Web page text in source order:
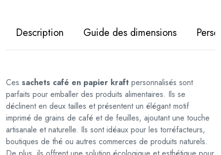
s
f
é
Description Guide des dimensions
Ces sachets café en papier kraft personnalisés sont
parfaits pour emballer des produits alimentaires. Ils se
déclinent en deux tailles et présentent un élégant motif
imprimé de grains de café et de feuilles, ajoutant une touche
artisanale et naturelle. Ils sont idéaux pour les torréfacteurs,
boutiques de thé ou autres commerces de produits naturels.